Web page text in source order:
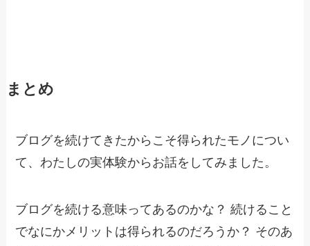
まとめ
ブログを続けてきたからこそ得られたモノについ
て、わたしの実体験からお話をしてみました。
ブログを続ける意味ってあるのかな？ 続けること
でなにかメリットは得られるのだろうか？ そのあ